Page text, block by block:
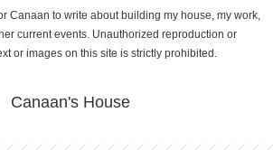
Canaan to write about building my house, my work,
current events. Unauthorized reproduction or
or images on this site is strictly prohibited.
Canaan's House